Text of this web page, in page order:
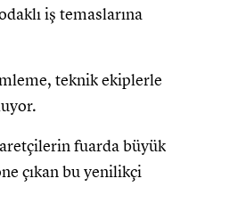
iş temaslarına
teknik ekiplerle
fuarda büyük
çıkan bu yenilikçi